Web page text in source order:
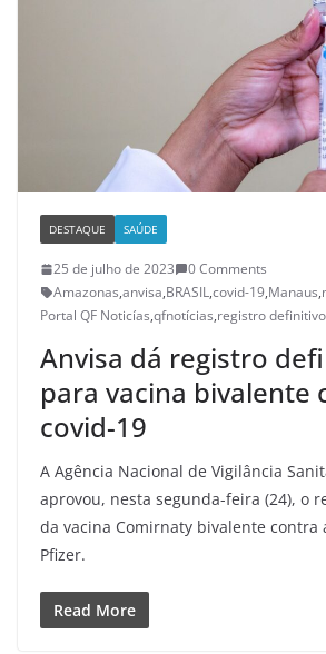
DESTAQUE SAÚDE
25 de julho de 2023
0 Comments
Amazonas,anvisa,BRASIL,covid-19,Manaus,
Portal QF Noticías,qfnotícias,registro definitivo
Anvisa dá registro
para vacina bivalente
covid-19
A Agência Nacional de Vigilância
aprovou, nesta segunda-feira (24), o
da vacina Comirnaty bivalente contra
Pfizer.
Read More